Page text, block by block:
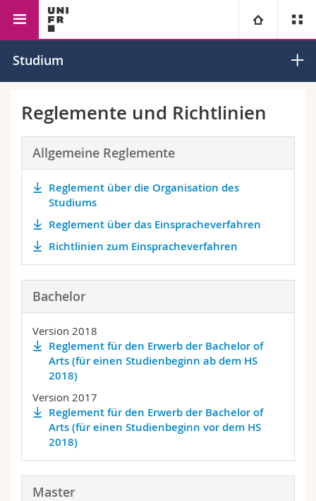
Universität
Campus
Forschung
Universität
Weiterbildung
Theologische Fak.
Rechtswissenschaftliche Fak.
Philosophische Fak.
Fak. für Erziehungs- und Bildungswissenschaften
Math.-Nat. und Med. Fak.
Interfakultär
Informationen für
Studieninteressierte
Medien
Forschende
Mitarbeitende
Doktorierende
Ressourcen
Ortsplan
Bibliotheken
Webmail
Vorlesungsverzeichnis
MyUnifr
Fakultät der Wirtschafts- und Sozialwissenschaften
Studium
Reglemente und Richtlinien
Allgemeine Reglemente
Reglement über die Organisation des
Studiums
Reglement über das Einspracheverfahren
Richtlinien zum Einspracheverfahren
Bachelor
Version 2018
Reglement für den Erwerb der Bachelor of
Arts (für einen Studienbeginn ab dem HS
2018)
Version 2017
Reglement für den Erwerb der Bachelor of
Arts (für einen Studienbeginn vor dem HS
2018)
Master